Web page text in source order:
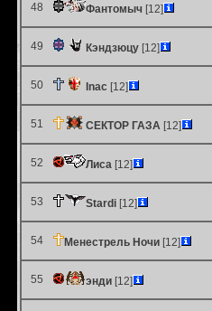
48 Фантомыч [12]
49 Кэндзюцу [12]
50 Inac [12]
51 СЕКТОР ГАЗА [12]
52 Лиса [12]
53 Stardi [12]
54 Менестрель Ночи [12]
55 энди [12]